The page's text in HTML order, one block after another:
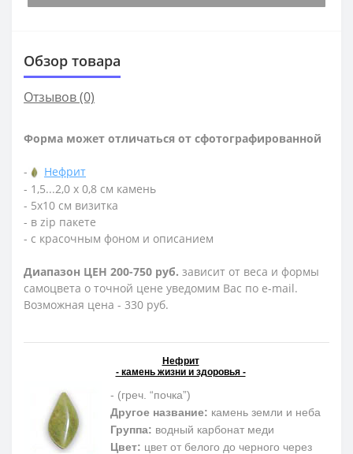
Обзор товара
Отзывов (0)
Форма может отличаться от сфотографированной
-
Нефрит
- 1,5...2,0 х 0,8 см камень
- 5х10 см визитка
- в zip пакете
- с красочным фоном и описанием
Диапазон ЦЕН 200-750 руб. зависит от веса и формы
самоцвета о точной цене уведомим Вас по e-mail.
Возможная цена - 330 руб.
Нефрит
- камень жизни и здоровья -
- (греч. “почка”)
Другое название: камень земли и неба
Группа: водный карбонат меди
Цвет: цвет от белого до черного через